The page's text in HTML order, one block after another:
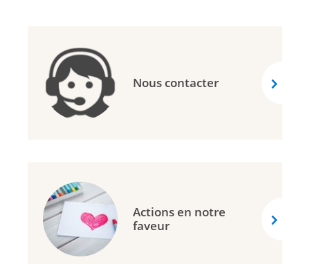
Nous contacter
Actions en notre
faveur